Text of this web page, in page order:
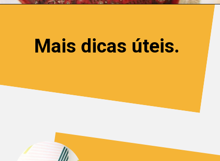
Mais dicas úteis.